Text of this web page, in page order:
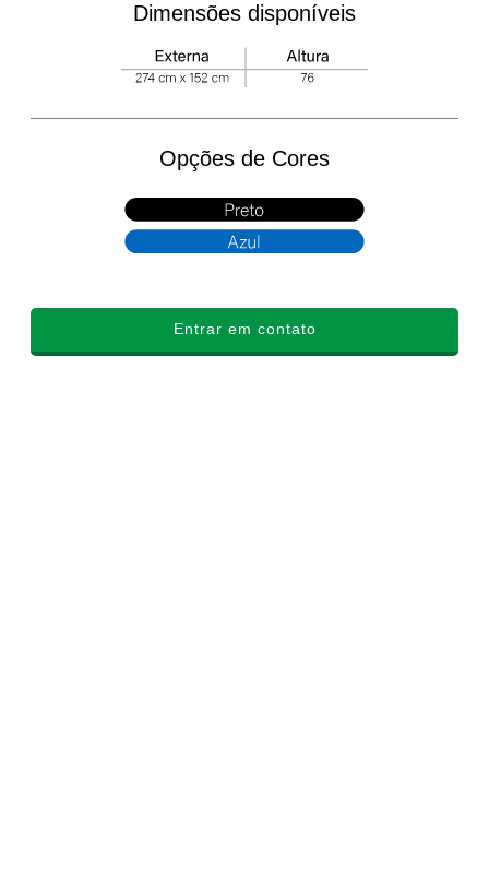
Dimensões disponíveis
Opções de Cores
Entrar em contato